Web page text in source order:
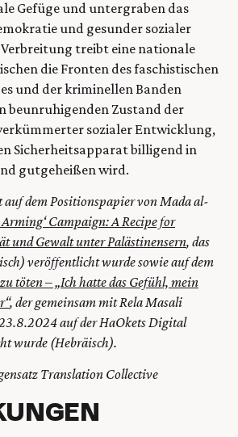
Gefüge und untergraben das
und gesunder sozialer
treibt eine nationale
die Fronten des faschistischen
und der kriminellen Banden
beunruhigenden Zustand der
sozialer Entwicklung,
Sicherheitsapparat billigend in
gutgeheißen wird.
auf dem Positionspapier von Mada al-
Arming‘ Campaign: A Recipe for
und Gewalt unter Palästinensern, das
veröffentlicht wurde sowie auf dem
töten – „Ich hatte das Gefühl, mein
, der gemeinsam mit Rela Masali
auf der HaOkets Digital
wurde (Hebräisch).
Translation Collective